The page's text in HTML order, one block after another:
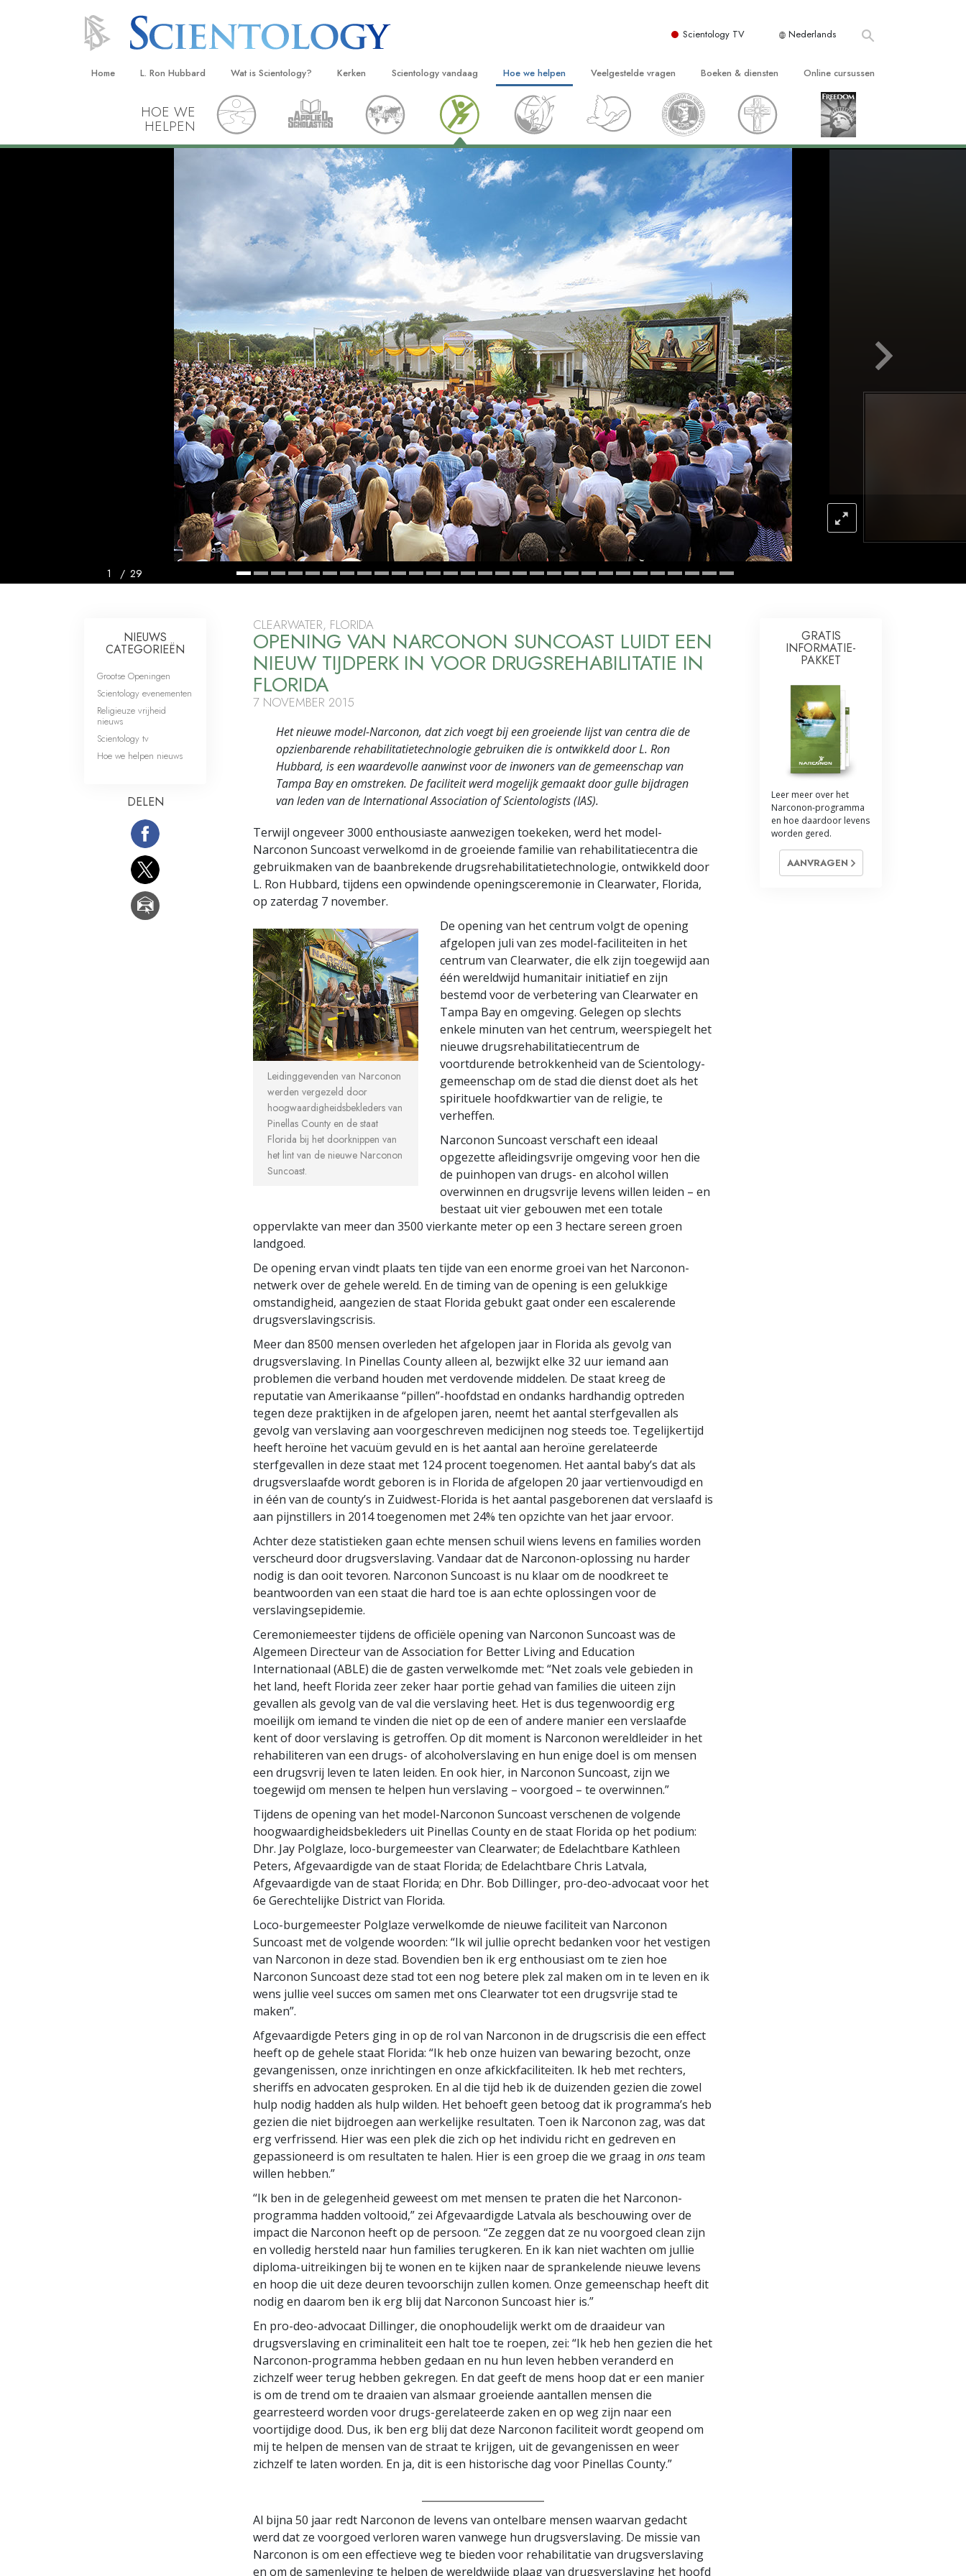
Scientology TV Nederlands
Home L. Ron Hubbard Wat is Scientology?
Overtuigingen & Praktijken
De Credo’s en Codes van Scientology
Wat scientologen zeggen over
Maak kennis met een scientoloog
Binnen in een Kerk
De Grondbeginselen van Scientology
Wat is Grootheid?
Kerken
Vind een kerk
Ideale Scientology Kerken
Hogere Organisaties
Flag Land Base
Freewinds
Scientology beschikbaar maken voor de
hele wereld
Scientology vandaag
Grootse Openingen
Scientology evenementen
David Miscavige – Kerkelijk Leider van
Scientology
Hoe we helpen
De Weg naar een Gelukkig Leven
Applied Scholastics
Criminon
De Feiten over Drugs
United for Human Rights
Citizens Commission on Human Rights
Scientology Volunteer Ministers
Veelgestelde vragen
Achtergrond en Grondbeginselen
De organisatie van Scientology
Boeken & diensten
Beginnersboeken
Introductielezingen
Introductiefilms
Diensten voor beginners
Online cursussen
Hoe men Conflicten moet Oplossen
De Drijfveren van het Bestaan
De Componenten van Begrip
Oplossingen voor een Gevaarlijke
Omgeving
Assisten voor Ziektes en Verwondingen
Integriteit en Eerlijkheid
Het Huwelijk
De Toonschaal van Emoties
Oplossingen voor het Drugsprobleem
Kinderen
Hulpmiddelen bij het Dagelijks Werk
Ethiek en de Condities
De Oorzaak van Onderdrukking
Feitenonderzoek
De Grondbeginselen van Organiseren
De Grondslagen van Public Relations
Taakstellingen en Doelen
Communicatie
HOE WE
HELPEN
1 / 29
CLEARWATER, FLORIDA
OPENING VAN NARCONON SUNCOAST LUIDT EEN
NIEUW TIJDPERK IN VOOR DRUGSREHABILITATIE IN
FLORIDA
7 NOVEMBER 2015
Het nieuwe model-Narconon, dat zich voegt bij een groeiende lijst van centra die de
opzienbarende rehabilitatietechnologie gebruiken die is ontwikkeld door L. Ron
Hubbard, is een waardevolle aanwinst voor de inwoners van de gemeenschap van
Tampa Bay en omstreken. De faciliteit werd mogelijk gemaakt door gulle bijdragen
van leden van de International Association of Scientologists (IAS).
Terwijl ongeveer 3000 enthousiaste aanwezigen toekeken, werd het model-
Narconon Suncoast verwelkomd in de groeiende familie van rehabilitatiecentra die
gebruikmaken van de baanbrekende drugsrehabilitatietechnologie, ontwikkeld door
L. Ron Hubbard, tijdens een opwindende openingsceremonie in Clearwater, Florida,
op zaterdag 7 november.
Leidinggevenden van Narconon
werden vergezeld door
hoogwaardigheidsbekleders van
Pinellas County en de staat
Florida bij het doorknippen van
het lint van de nieuwe Narconon
Suncoast.
De opening van het centrum volgt de opening
afgelopen juli van zes model-faciliteiten in het
centrum van Clearwater, die elk zijn toegewijd aan
één wereldwijd humanitair initiatief en zijn
bestemd voor de verbetering van Clearwater en
Tampa Bay en omgeving. Gelegen op slechts
enkele minuten van het centrum, weerspiegelt het
nieuwe drugsrehabilitatiecentrum de
voortdurende betrokkenheid van de Scientology-
gemeenschap om de stad die dienst doet als het
spirituele hoofdkwartier van de religie, te
verheffen.
Narconon Suncoast verschaft een ideaal
opgezette afleidingsvrije omgeving voor hen die
de puinhopen van drugs- en alcohol willen
overwinnen en drugsvrije levens willen leiden – en
bestaat uit vier gebouwen met een totale
oppervlakte van meer dan 3500 vierkante meter op een 3 hectare sereen groen
landgoed.
De opening ervan vindt plaats ten tijde van een enorme groei van het Narconon-
netwerk over de gehele wereld. En de timing van de opening is een gelukkige
omstandigheid, aangezien de staat Florida gebukt gaat onder een escalerende
drugsverslavingscrisis.
Meer dan 8500 mensen overleden het afgelopen jaar in Florida als gevolg van
drugsverslaving. In Pinellas County alleen al, bezwijkt elke 32 uur iemand aan
problemen die verband houden met verdovende middelen. De staat kreeg de
reputatie van Amerikaanse “pillen”-hoofdstad en ondanks hardhandig optreden
tegen deze praktijken in de afgelopen jaren, neemt het aantal sterfgevallen als
gevolg van verslaving aan voorgeschreven medicijnen nog steeds toe. Tegelijkertijd
heeft heroïne het vacuüm gevuld en is het aantal aan heroïne gerelateerde
sterfgevallen in deze staat met 124 procent toegenomen. Het aantal baby’s dat als
drugsverslaafde wordt geboren is in Florida de afgelopen 20 jaar vertienvoudigd en
in één van de county’s in Zuidwest-Florida is het aantal pasgeborenen dat verslaafd is
aan pijnstillers in 2014 toegenomen met 24% ten opzichte van het jaar ervoor.
Achter deze statistieken gaan echte mensen schuil wiens levens en families worden
verscheurd door drugsverslaving. Vandaar dat de Narconon-oplossing nu harder
nodig is dan ooit tevoren. Narconon Suncoast is nu klaar om de noodkreet te
beantwoorden van een staat die hard toe is aan echte oplossingen voor de
verslavingsepidemie.
Ceremoniemeester tijdens de officiële opening van Narconon Suncoast was de
Algemeen Directeur van de Association for Better Living and Education
Internationaal (ABLE) die de gasten verwelkomde met: “Net zoals vele gebieden in
het land, heeft Florida zeer zeker haar portie gehad van families die uiteen zijn
gevallen als gevolg van de val die verslaving heet. Het is dus tegenwoordig erg
moeilijk om iemand te vinden die niet op de een of andere manier een verslaafde
kent of door verslaving is getroffen. Op dit moment is Narconon wereldleider in het
rehabiliteren van een drugs- of alcoholverslaving en hun enige doel is om mensen
een drugsvrij leven te laten leiden. En ook hier, in Narconon Suncoast, zijn we
toegewijd om mensen te helpen hun verslaving – voorgoed – te overwinnen.”
Tijdens de opening van het model-Narconon Suncoast verschenen de volgende
hoogwaardigheidsbekleders uit Pinellas County en de staat Florida op het podium:
Dhr. Jay Polglaze, loco-burgemeester van Clearwater; de Edelachtbare Kathleen
Peters, Afgevaardigde van de staat Florida; de Edelachtbare Chris Latvala,
Afgevaardigde van de staat Florida; en Dhr. Bob Dillinger, pro-deo-advocaat voor het
6e Gerechtelijke District van Florida.
Loco-burgemeester Polglaze verwelkomde de nieuwe faciliteit van Narconon
Suncoast met de volgende woorden: “Ik wil jullie oprecht bedanken voor het vestigen
van Narconon in deze stad. Bovendien ben ik erg enthousiast om te zien hoe
Narconon Suncoast deze stad tot een nog betere plek zal maken om in te leven en ik
wens jullie veel succes om samen met ons Clearwater tot een drugsvrije stad te
maken”.
Afgevaardigde Peters ging in op de rol van Narconon in de drugscrisis die een effect
heeft op de gehele staat Florida: “Ik heb onze huizen van bewaring bezocht, onze
gevangenissen, onze inrichtingen en onze afkickfaciliteiten. Ik heb met rechters,
sheriffs en advocaten gesproken. En al die tijd heb ik de duizenden gezien die zowel
hulp nodig hadden als hulp wilden. Het behoeft geen betoog dat ik programma’s heb
gezien die niet bijdroegen aan werkelijke resultaten. Toen ik Narconon zag, was dat
erg verfrissend. Hier was een plek die zich op het individu richt en gedreven en
gepassioneerd is om resultaten te halen. Hier is een groep die we graag in onsteam
willen hebben.”
“Ik ben in de gelegenheid geweest om met mensen te praten die het Narconon-
programma hadden voltooid,” zei Afgevaardigde Latvala als beschouwing over de
impact die Narconon heeft op de persoon. “Ze zeggen dat ze nu voorgoed clean zijn
en volledig hersteld naar hun families terugkeren. En ik kan niet wachten om jullie
diploma-uitreikingen bij te wonen en te kijken naar de sprankelende nieuwe levens
en hoop die uit deze deuren tevoorschijn zullen komen. Onze gemeenschap heeft dit
nodig en daarom ben ik erg blij dat Narconon Suncoast hier is.”
En pro-deo-advocaat Dillinger, die onophoudelijk werkt om de draaideur van
drugsverslaving en criminaliteit een halt toe te roepen, zei: “Ik heb hen gezien die het
Narconon-programma hebben gedaan en nu hun leven hebben veranderd en
zichzelf weer terug hebben gekregen. En dat geeft de mens hoop dat er een manier
is om de trend om te draaien van alsmaar groeiende aantallen mensen die
gearresteerd worden voor drugs-gerelateerde zaken en op weg zijn naar een
voortijdige dood. Dus, ik ben erg blij dat deze Narconon faciliteit wordt geopend om
mij te helpen de mensen van de straat te krijgen, uit de gevangenissen en weer
zichzelf te laten worden. En ja, dit is een historische dag voor Pinellas County.”
Al bijna 50 jaar redt Narconon de levens van ontelbare mensen waarvan gedacht
werd dat ze voorgoed verloren waren vanwege hun drugsverslaving. De missie van
Narconon is om een effectieve weg te bieden voor rehabilitatie van drugsverslaving
en om de samenleving te helpen de wereldwijde plaag van drugsverslaving het hoofd
NIEUWS
CATEGORIEËN
Grootse Openingen
Scientology evenementen
Religieuze vrijheid
nieuws
Scientology tv
Hoe we helpen nieuws
DELEN
GRATIS
INFORMATIE­
PAKKET
Leer meer over het
Narconon-programma
en hoe daardoor levens
worden gered.
AANVRAGEN